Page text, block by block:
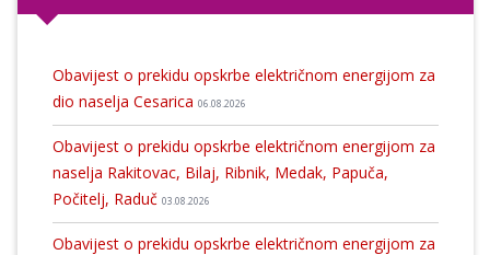
Obavijest o prekidu opskrbe električnom energijom za
dio naselja Cesarica 06.08.2026
Obavijest o prekidu opskrbe električnom energijom za
naselja Rakitovac, Bilaj, Ribnik, Medak, Papuča,
Počitelj, Raduč 03.08.2026
Obavijest o prekidu opskrbe električnom energijom za